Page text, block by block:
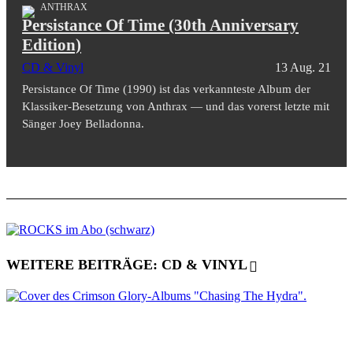
ANTHRAX
Persistance Of Time (30th Anniversary
Edition)
CD & Vinyl 13 Aug. 21
Persistance Of Time (1990) ist das verkannteste Album der
Klassiker-Besetzung von Anthrax — und das vorerst letzte mit
Sänger Joey Belladonna.
WEITERE BEITRÄGE: CD & VINYL